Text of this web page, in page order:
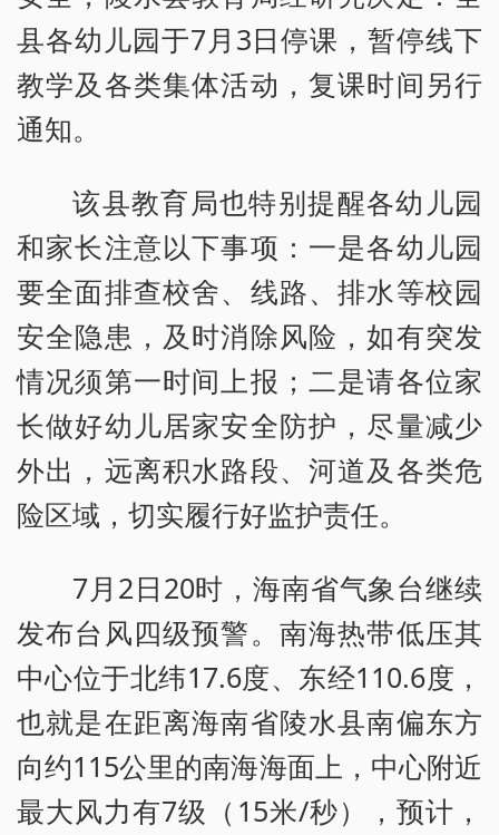
县各幼儿园于7月3日停课，暂停线下
教学及各类集体活动，复课时间另行
通知。
该县教育局也特别提醒各幼儿园
和家长注意以下事项：一是各幼儿园
要全面排查校舍、线路、排水等校园
安全隐患，及时消除风险，如有突发
情况须第一时间上报；二是请各位家
长做好幼儿居家安全防护，尽量减少
外出，远离积水路段、河道及各类危
险区域，切实履行好监护责任。
7月2日20时，海南省气象台继续
发布台风四级预警。南海热带低压其
中心位于北纬17.6度、东经110.6度，
也就是在距离海南省陵水县南偏东方
向约115公里的南海海面上，中心附近
最大风力有7级（15米/秒），预计，